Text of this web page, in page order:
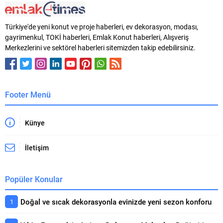
büyüme stratejisine eklediği yeni
markaları ve konseptleriyle
dünyada ve Türkiye’de...
stratejik yatırımın detayları ve
yöneticilerin değerlendirmeleri
paylaşıldı. Rest by Dedeman
Tekirdağ Kapaklı, yeni nesil şehir
oteli konseptiyle Kapaklı’nın
Türkiye'de yeni konut ve proje haberleri, ev dekorasyon, modası,
gayrimenkul, TOKİ haberleri, Emlak Konut haberleri, Alışveriş
Merkezlerini ve sektörel haberleri sitemizden takip edebilirsiniz.
Footer Menü
Künye
İletişim
Popüler Konular
Doğal ve sıcak dekorasyonla evinizde yeni sezon konforu